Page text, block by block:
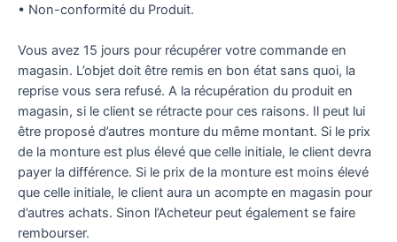
• Non-conformité du Produit.
Vous avez 15 jours pour récupérer votre commande en
magasin. L’objet doit être remis en bon état sans quoi, la
reprise vous sera refusé. A la récupération du produit en
magasin, si le client se rétracte pour ces raisons. Il peut lui
être proposé d’autres monture du même montant. Si le prix
de la monture est plus élevé que celle initiale, le client devra
payer la différence. Si le prix de la monture est moins élevé
que celle initiale, le client aura un acompte en magasin pour
d’autres achats. Sinon l’Acheteur peut également se faire
rembourser.